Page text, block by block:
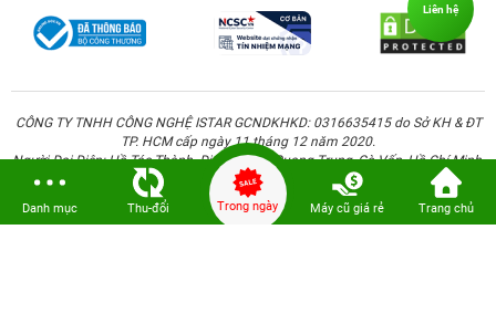
CÔNG TY TNHH CÔNG NGHỆ ISTAR GCNDKHKD: 0316635415 do Sở KH & ĐT
TP. HCM cấp ngày 11 tháng 12 năm 2020.
Người Đại Diện: Hồ Tác Thành. Địa chỉ: 389 Quang Trung, Gò Vấp, Hồ Chí Minh.
Danh mục Thu-đổi Trong ngày Máy cũ giá rẻ Trang chủ
Liên hệ